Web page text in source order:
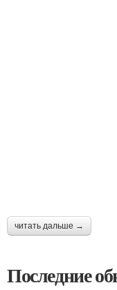
читать дальше →
Последние